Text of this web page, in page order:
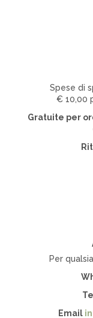
Spese di
€ 10,00
Gratuite per
Per
Email